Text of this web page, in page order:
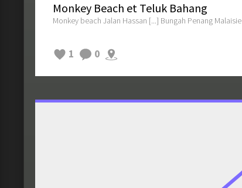
Monkey Beach et Teluk Bahang
Monkey beach Jalan Hassan [...] Bungah Penang Malaisie
1 0